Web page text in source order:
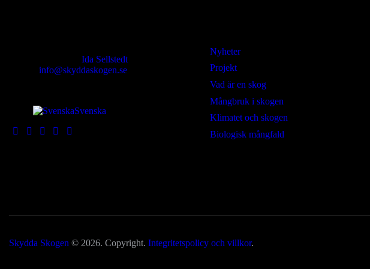
Ida Sellstedt
info@skyddaskogen.se
Svenska
Nyheter
Projekt
Vad är en skog
Mångbruk i skogen
Klimatet och skogen
Biologisk mångfald
Skydda Skogen © 2026. Copyright. Integritetspolicy och villkor.